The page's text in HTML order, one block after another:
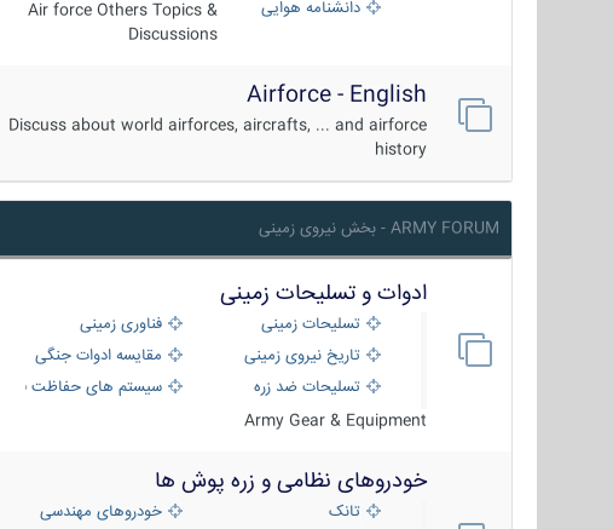
دانشنامه هوایی
Air force Others Topics &
Discussions
Airforce - English
Discuss about world airforces, aircrafts, ... and airforce
history
ARMY FORUM - بخش نیروی زمینی
ادوات و تسلیحات زمینی
تسلیحات زمینی
فناوری زمینی
تاریخ نیروی زمینی
مقایسه ادوات جنگی
تسلیحات ضد زره
سیستم های حفاظت فعال
Army Gear & Equipment
خودروهای نظامی و زره پوش ها
تانک
خودروهای مهندسی